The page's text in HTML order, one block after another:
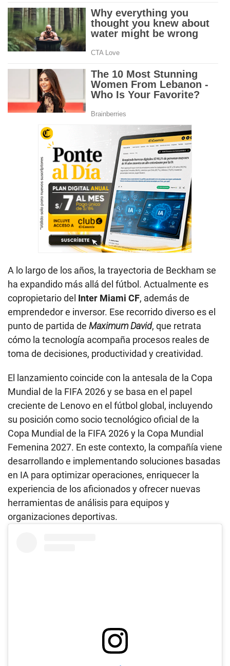
A lo largo de los años, la trayectoria de Beckham se
ha expandido más allá del fútbol. Actualmente es
copropietario del Inter Miami CF, además de
emprendedor e inversor. Ese recorrido diverso es el
punto de partida de Maximum David, que retrata
cómo la tecnología acompaña procesos reales de
toma de decisiones, productividad y creatividad.
El lanzamiento coincide con la antesala de la Copa
Mundial de la FIFA 2026 y se basa en el papel
creciente de Lenovo en el fútbol global, incluyendo
su posición como socio tecnológico oficial de la
Copa Mundial de la FIFA 2026 y la Copa Mundial
Femenina 2027. En este contexto, la compañía viene
desarrollando e implementando soluciones basadas
en IA para optimizar operaciones, enriquecer la
experiencia de los aficionados y ofrecer nuevas
herramientas de análisis para equipos y
organizaciones deportivas.